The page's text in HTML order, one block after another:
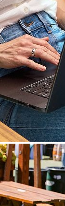
ットフォーム